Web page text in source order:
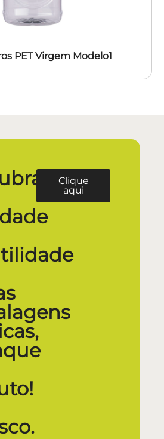
PET Virgem Modelo1
Clique
aqui